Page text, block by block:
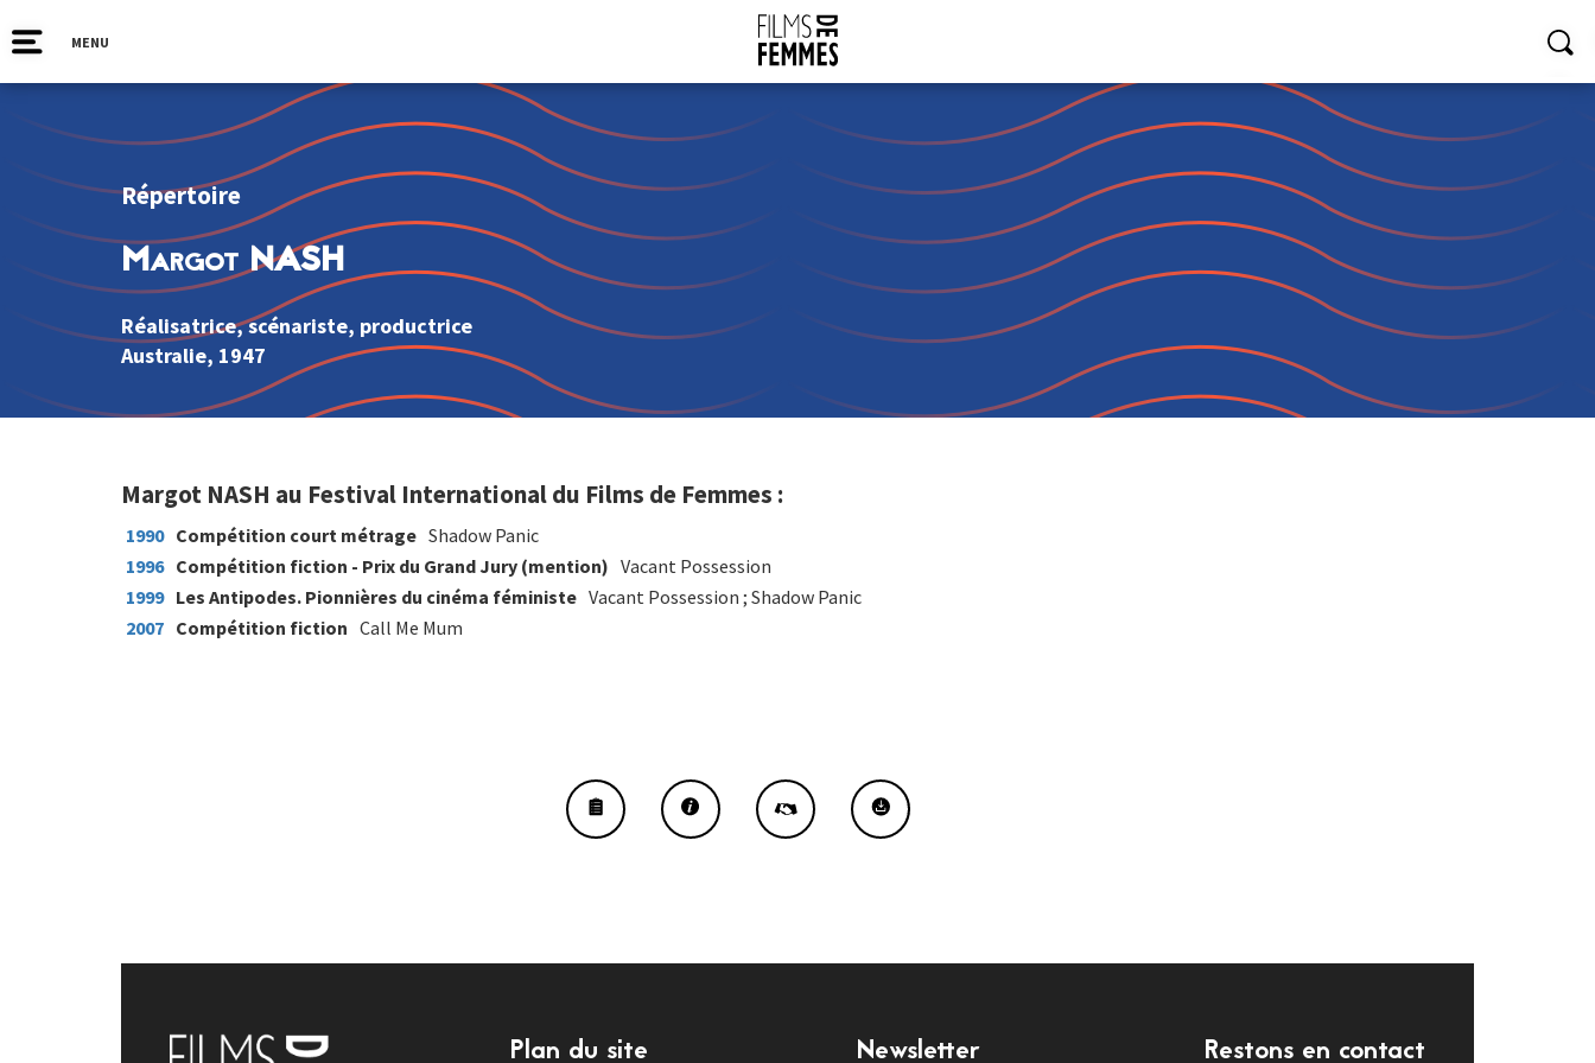
MENU
Répertoire
Margot NASH
Réalisatrice, scénariste, productrice
Australie, 1947
Margot NASH au Festival International du Films de Femmes :
1990 Compétition court métrage Shadow Panic
1996 Compétition fiction - Prix du Grand Jury (mention) Vacant Possession
1999 Les Antipodes. Pionnières du cinéma féministe Vacant Possession ; Shadow Panic
2007 Compétition fiction Call Me Mum
Plan du site Newsletter Restons en contact